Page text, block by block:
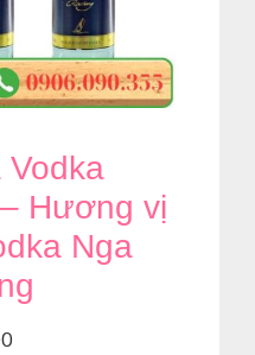
Hương vị
Nga